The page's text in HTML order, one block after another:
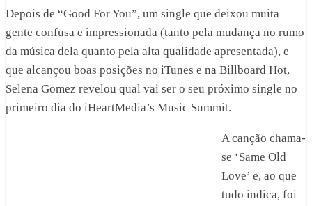
Depois de “Good For You”, um single que deixou muita
gente confusa e impressionada (tanto pela mudança no rumo
da música dela quanto pela alta qualidade apresentada), e
que alcançou boas posições no iTunes e na Billboard Hot,
Selena Gomez revelou qual vai ser o seu próximo single no
primeiro dia do iHeartMedia’s Music Summit.
A canção chama-
se ‘Same Old
Love’ e, ao que
tudo indica, foi